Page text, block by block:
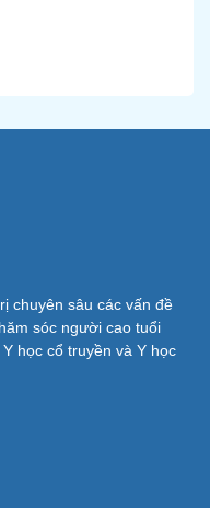
chuyên sâu các vấn đề
sóc người cao tuổi
học cổ truyền và Y học